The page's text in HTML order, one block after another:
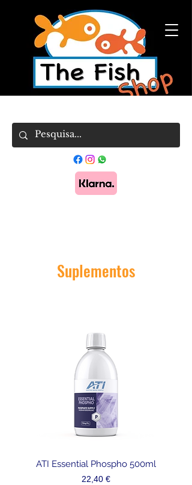
Suplementos
ATI Essential Phospho 500ml
Precio
22,40 €